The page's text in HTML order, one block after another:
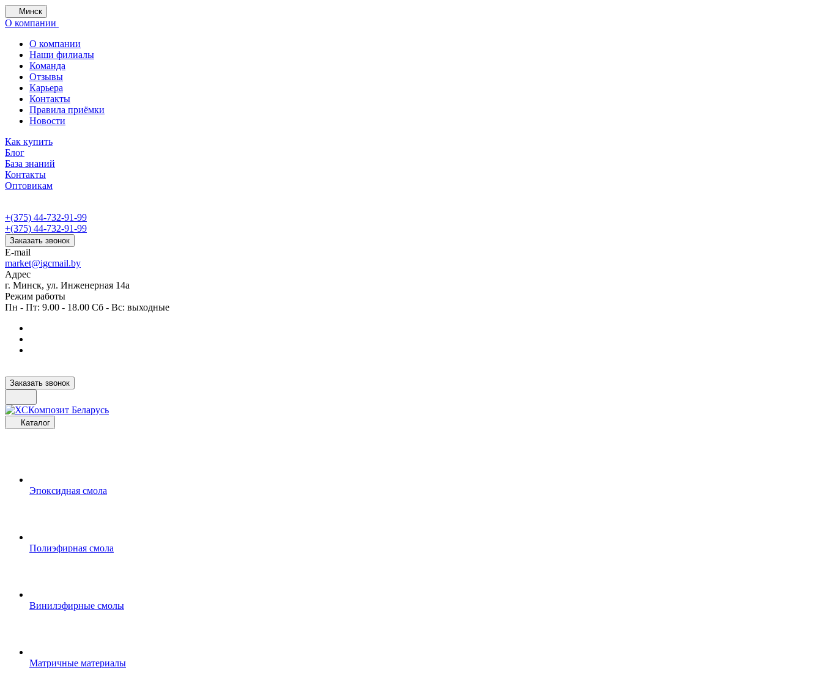
Минск
О компании
О компании
Наши филиалы
Команда
Отзывы
Карьера
Контакты
Правила приёмки
Новости
Как купить
Блог
База знаний
Контакты
Оптовикам
+(375) 44-732-91-99
+(375) 44-732-91-99
Заказать звонок
E-mail
market@igcmail.by
Адрес
г. Минск, ул. Инженерная 14а
Режим работы
Пн - Пт: 9.00 - 18.00 Сб - Вс: выходные
Заказать звонок
Каталог
Эпоксидная смола
Полиэфирная смола
Винилэфирные смолы
Матричные материалы